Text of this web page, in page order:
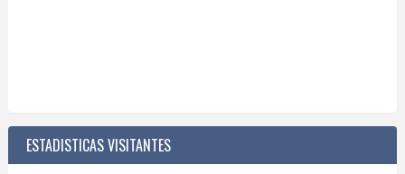
ESTADISTICAS VISITANTES